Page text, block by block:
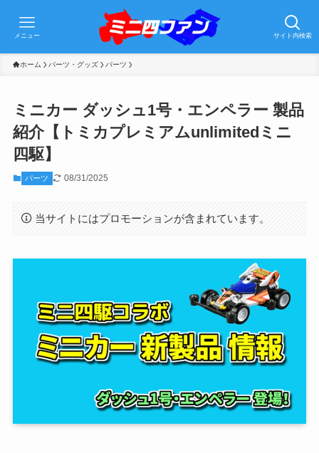
サイト内検索
メニュー
ホーム パーツ・グッズ パーツ
ミニカー ダッシュ1号・エンペラー 製品
紹介【トミカプレミアムunlimitedミニ
四駆】
パーツ 08/31/2025
当サイトにはプロモーションが含まれています。